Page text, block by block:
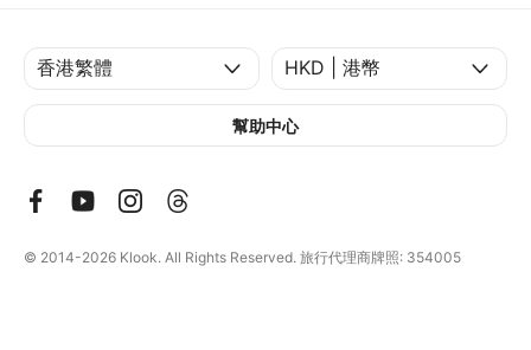
幫助中心
© 2014-2026 Klook. All Rights Reserved. 旅行代理商牌照: 354005